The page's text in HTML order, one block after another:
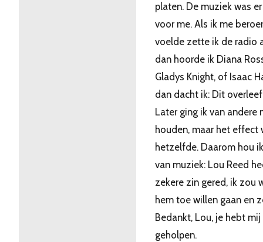
platen. De muziek was
voor me. Als ik me
voelde zette ik de radio
dan hoorde ik Diana
Gladys Knight, of Isaac
dan dacht ik: Dit
Later ging ik van andere
houden, maar het effect
hetzelfde. Daarom hou
van muziek: Lou Reed
zekere zin gered, ik zou
hem toe willen gaan en
Bedankt, Lou, je hebt mij
geholpen.